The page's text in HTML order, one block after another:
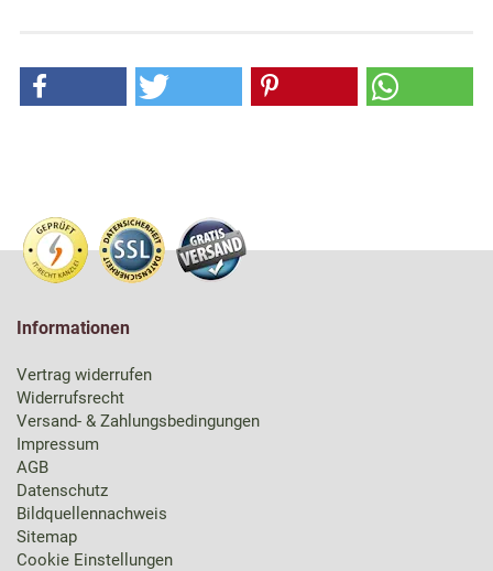
Informationen
Vertrag widerrufen
Widerrufsrecht
Versand- & Zahlungsbedingungen
Impressum
AGB
Datenschutz
Bildquellennachweis
Sitemap
Cookie Einstellungen